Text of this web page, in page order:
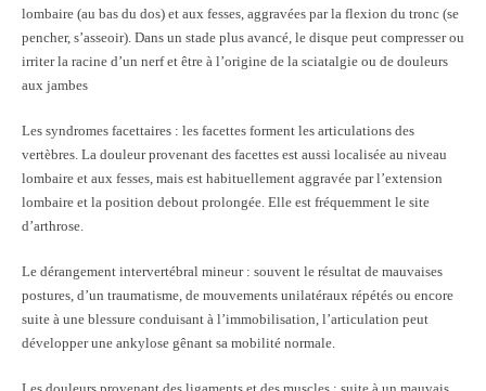
lombaire (au bas du dos) et aux fesses, aggravées par la flexion du tronc (se
pencher, s’asseoir). Dans un stade plus avancé, le disque peut compresser ou
irriter la racine d’un nerf et être à l’origine de la sciatalgie ou de douleurs
aux jambes
Les syndromes facettaires : les facettes forment les articulations des
vertèbres. La douleur provenant des facettes est aussi localisée au niveau
lombaire et aux fesses, mais est habituellement aggravée par l’extension
lombaire et la position debout prolongée. Elle est fréquemment le site
d’arthrose.
Le dérangement intervertébral mineur : souvent le résultat de mauvaises
postures, d’un traumatisme, de mouvements unilatéraux répétés ou encore
suite à une blessure conduisant à l’immobilisation, l’articulation peut
développer une ankylose gênant sa mobilité normale.